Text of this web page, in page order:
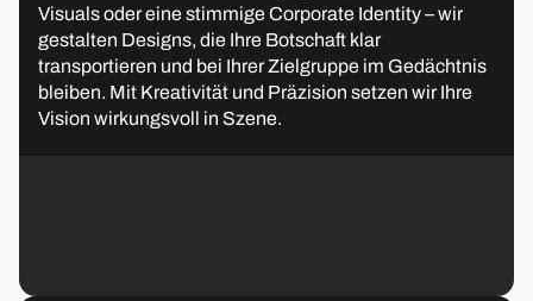
Visuals oder eine stimmige Corporate Identity – wir
gestalten Designs, die Ihre Botschaft klar
transportieren und bei Ihrer Zielgruppe im Gedächtnis
bleiben. Mit Kreativität und Präzision setzen wir Ihre
Vision wirkungsvoll in Szene.